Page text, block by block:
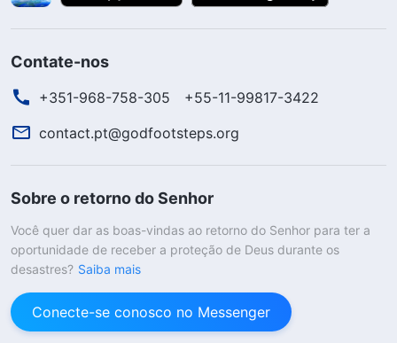
Contate-nos
+351-968-758-305
+55-11-99817-3422
contact.pt@godfootsteps.org
Sobre o retorno do Senhor
Você quer dar as boas-vindas ao retorno do Senhor para ter a
oportunidade de receber a proteção de Deus durante os
desastres? Saiba mais
Conecte-se conosco no Messenger